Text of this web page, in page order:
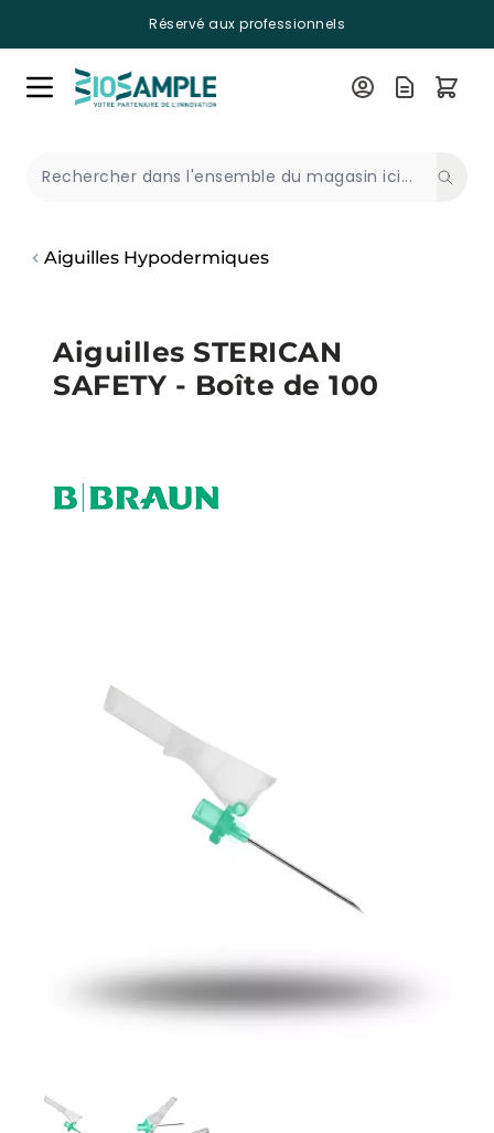
Réservé aux professionnels
Aiguilles Hypodermiques
Aiguilles STERICAN
SAFETY - Boîte de 100